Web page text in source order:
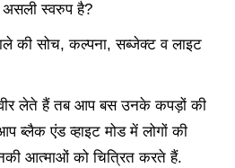
असली स्वरुप है?
की सोच, कल्पना, सब्जेक्ट व लाइट
लेते हैं तब आप बस उनके कपड़ों की
ब्लैक एंड व्हाइट मोड में लोगों की
आत्माओं को चित्रित करते हैं.